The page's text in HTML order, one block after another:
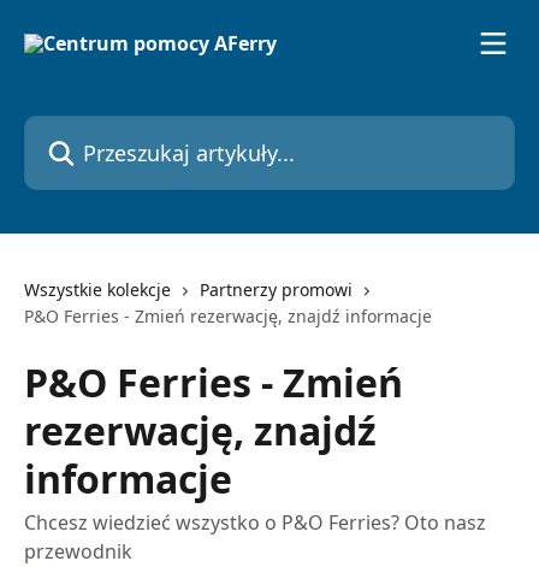
Przeszukaj artykuły...
Wszystkie kolekcje
Partnerzy promowi
P&O Ferries - Zmień rezerwację, znajdź informacje
P&O Ferries - Zmień
rezerwację, znajdź
informacje
Chcesz wiedzieć wszystko o P&O Ferries? Oto nasz
przewodnik